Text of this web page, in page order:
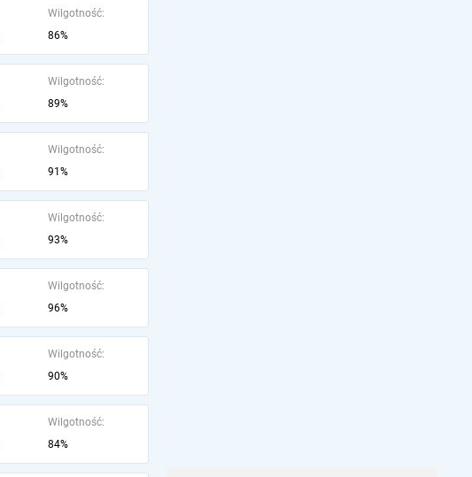
Wilgotność:
86%
Wilgotność:
89%
Wilgotność:
91%
Wilgotność:
93%
Wilgotność:
96%
Wilgotność:
90%
Wilgotność:
84%